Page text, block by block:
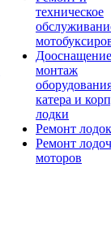
техническое
монтаж
катера и
лодки
Ремонт
Ремонт
моторов